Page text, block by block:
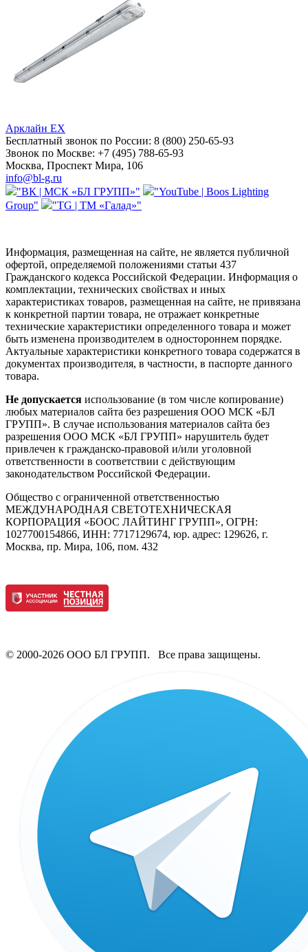
Арклайн EX
Бесплатный звонок по России: 8 (800) 250-65-93
Звонок по Москве: +7 (495) 788-65-93
Москва, Проспект Мира, 106
info@bl-g.ru
"ВК | МСК «БЛ ГРУПП»"
"YouTube | Boos Lighting
Group"
"TG | ТМ «Галад»"
Информация, размещенная на сайте, не является публичной
офертой, определяемой положениями статьи 437
Гражданского кодекса Российской Федерации. Информация о
комплектации, технических свойствах и иных
характеристиках товаров, размещенная на сайте, не привязана
к конкретной партии товара, не отражает конкретные
технические характеристики определенного товара и может
быть изменена производителем в одностороннем порядке.
Актуальные характеристики конкретного товара содержатся в
документах производителя, в частности, в паспорте данного
товара.
Не допускается использование (в том числе копирование)
любых материалов сайта без разрешения ООО МСК «БЛ
ГРУПП». В случае использования материалов сайта без
разрешения ООО МСК «БЛ ГРУПП» нарушитель будет
привлечен к гражданско-правовой и/или уголовной
ответственности в соответствии с действующим
законодательством Российской Федерации.
Общество с ограниченной ответственностью
МЕЖДУНАРОДНАЯ СВЕТОТЕХНИЧЕСКАЯ
КОРПОРАЦИЯ «БООС ЛАЙТИНГ ГРУПП», ОГРН:
1027700154866, ИНН: 7717129674, юр. адрес: 129626, г.
Москва, пр. Мира, 106, пом. 432
© 2000-2026 ООО БЛ ГРУПП. Все права защищены.